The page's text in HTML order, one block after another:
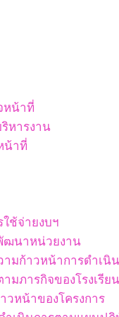
หน้าที่
ริหารงาน
น้าที่
ช้จ่ายงบฯ
ฒนาหน่วยงาน
มก้าวหน้าการดำเนิ
มภารกิจของโรงเรียน
วหน้าของโครงการ